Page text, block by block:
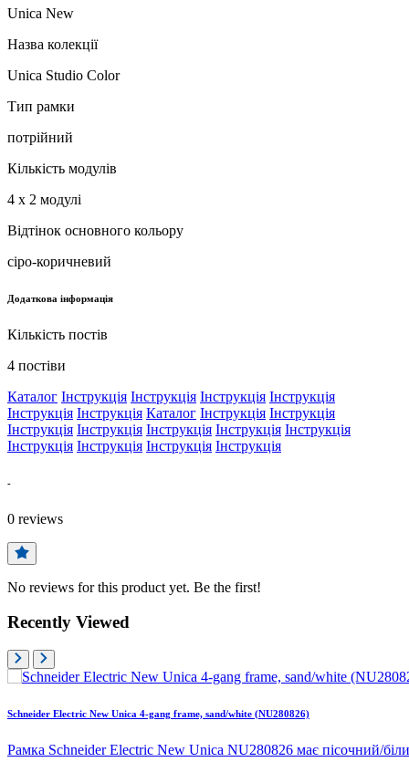
Unica New
Назва колекції
Unica Studio Color
Тип рамки
потрійний
Кількість модулів
4 х 2 модулі
Відтінок основного кольору
сіро-коричневий
Додаткова інформація
Кількість постів
4 постіви
Каталог Інструкція Інструкція Інструкція Інструкція
Інструкція Інструкція Каталог Інструкція Інструкція
Інструкція Інструкція Інструкція Інструкція Інструкція
Інструкція Інструкція Інструкція Інструкція
-
0 reviews
No reviews for this product yet. Be the first!
Recently Viewed
Schneider Electric New Unica 4-gang frame, sand/white (NU280826)
Рамка Schneider Electric New Unica NU280826 має пісочний/